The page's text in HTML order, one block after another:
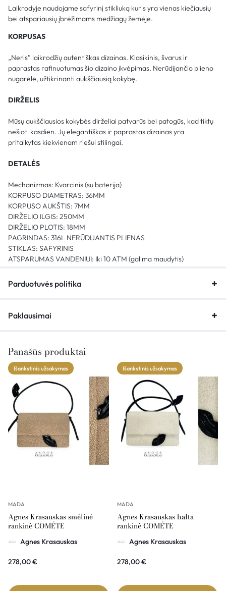
Laikrodyje naudojame safyrinį stikliuką kuris yra vienas kiečiausių
bei atspariausių įbrėžimams medžiagų žemėje.
KORPUSAS
„Neris” laikrodžių autentiškas dizainas. Klasikinis, švarus ir
paprastas rafinuotumas šio dizaino įkvėpimas. Nerūdijančio plieno
nugarėlė, užtikrinanti aukščiausią kokybę.
DIRŽELIS
Mūsų aukščiausios kokybės dirželiai patvarūs bei patogūs, kad tiktų
nešioti kasdien. Jų elegantiškas ir paprastas dizainas yra
pritaikytas kiekvienam riešui stilingai.
DETALĖS
Mechanizmas: Kvarcinis (su baterija)
KORPUSO DIAMETRAS: 36MM
KORPUSO AUKŠTIS: 7MM
DIRŽELIO ILGIS: 250MM
DIRŽELIO PLOTIS: 18MM
PAGRINDAS: 316L NERŪDIJANTIS PLIENAS
STIKLAS: SAFYRINIS
ATSPARUMAS VANDENIUI: Iki 10 ATM (galima maudytis)
Parduotuvės politika
Paklausimai
Panašūs produktai
Išankstinis užsakymas
MADA
Agnes Krasauskas smėlinė
rankinė COMÉTE
Agnes Krasauskas
278,00€
Išankstinis užsakymas
MADA
Agnes Krasauskas balta
rankinė COMÉTE
Agnes Krasauskas
278,00€